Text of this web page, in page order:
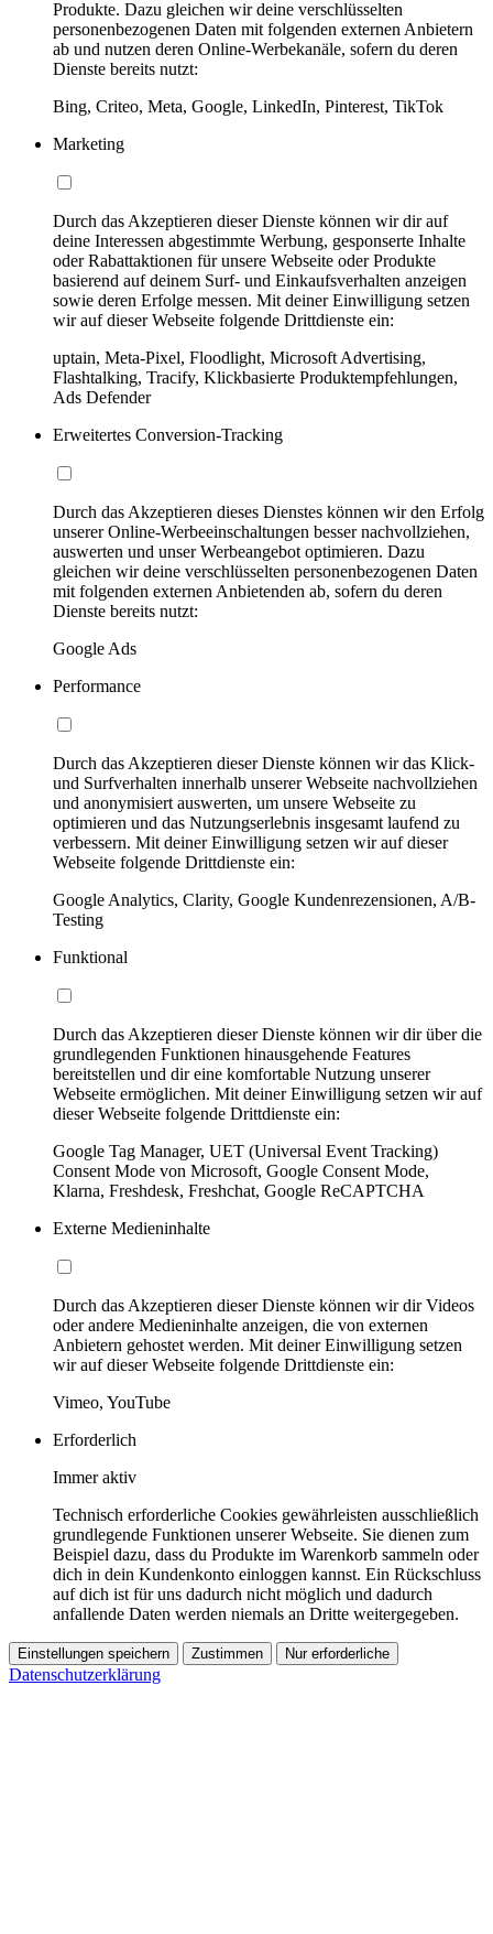
Produkte. Dazu gleichen wir deine verschlüsselten
personenbezogenen Daten mit folgenden externen Anbietern
ab und nutzen deren Online-Werbekanäle, sofern du deren
Dienste bereits nutzt:
Bing, Criteo, Meta, Google, LinkedIn, Pinterest, TikTok
Marketing
Durch das Akzeptieren dieser Dienste können wir dir auf
deine Interessen abgestimmte Werbung, gesponserte Inhalte
oder Rabattaktionen für unsere Webseite oder Produkte
basierend auf deinem Surf- und Einkaufsverhalten anzeigen
sowie deren Erfolge messen. Mit deiner Einwilligung setzen
wir auf dieser Webseite folgende Drittdienste ein:
uptain, Meta-Pixel, Floodlight, Microsoft Advertising,
Flashtalking, Tracify, Klickbasierte Produktempfehlungen,
Ads Defender
Erweitertes Conversion-Tracking
Durch das Akzeptieren dieses Dienstes können wir den Erfolg
unserer Online-Werbeeinschaltungen besser nachvollziehen,
auswerten und unser Werbeangebot optimieren. Dazu
gleichen wir deine verschlüsselten personenbezogenen Daten
mit folgenden externen Anbietenden ab, sofern du deren
Dienste bereits nutzt:
Google Ads
Performance
Durch das Akzeptieren dieser Dienste können wir das Klick-
und Surfverhalten innerhalb unserer Webseite nachvollziehen
und anonymisiert auswerten, um unsere Webseite zu
optimieren und das Nutzungserlebnis insgesamt laufend zu
verbessern. Mit deiner Einwilligung setzen wir auf dieser
Webseite folgende Drittdienste ein:
Google Analytics, Clarity, Google Kundenrezensionen, A/B-
Testing
Funktional
Durch das Akzeptieren dieser Dienste können wir dir über die
grundlegenden Funktionen hinausgehende Features
bereitstellen und dir eine komfortable Nutzung unserer
Webseite ermöglichen. Mit deiner Einwilligung setzen wir auf
dieser Webseite folgende Drittdienste ein:
Google Tag Manager, UET (Universal Event Tracking)
Consent Mode von Microsoft, Google Consent Mode,
Klarna, Freshdesk, Freshchat, Google ReCAPTCHA
Externe Medieninhalte
Durch das Akzeptieren dieser Dienste können wir dir Videos
oder andere Medieninhalte anzeigen, die von externen
Anbietern gehostet werden. Mit deiner Einwilligung setzen
wir auf dieser Webseite folgende Drittdienste ein:
Vimeo, YouTube
Erforderlich
Immer aktiv
Technisch erforderliche Cookies gewährleisten ausschließlich
grundlegende Funktionen unserer Webseite. Sie dienen zum
Beispiel dazu, dass du Produkte im Warenkorb sammeln oder
dich in dein Kundenkonto einloggen kannst. Ein Rückschluss
auf dich ist für uns dadurch nicht möglich und dadurch
anfallende Daten werden niemals an Dritte weitergegeben.
Einstellungen speichern Zustimmen Nur erforderliche
Datenschutzerklärung